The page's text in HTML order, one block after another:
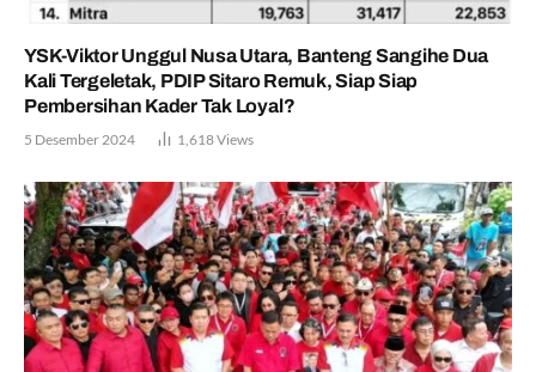
YSK-Viktor Unggul Nusa Utara, Banteng Sangihe Dua
Kali Tergeletak, PDIP Sitaro Remuk, Siap Siap
Pembersihan Kader Tak Loyal?
5 Desember 2024 1,618Views